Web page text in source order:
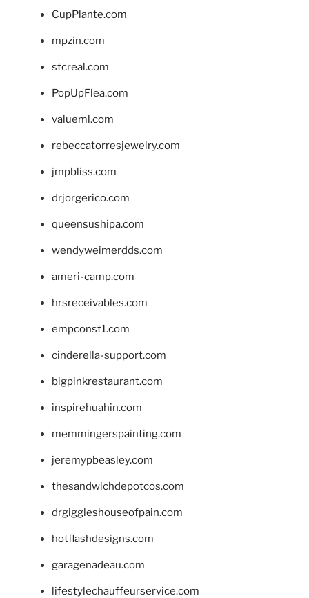
CupPlante.com
mpzin.com
stcreal.com
PopUpFlea.com
valueml.com
rebeccatorresjewelry.com
jmpbliss.com
drjorgerico.com
queensushipa.com
wendyweimerdds.com
ameri-camp.com
hrsreceivables.com
empconst1.com
cinderella-support.com
bigpinkrestaurant.com
inspirehuahin.com
memmingerspainting.com
jeremypbeasley.com
thesandwichdepotcos.com
drgiggleshouseofpain.com
hotflashdesigns.com
garagenadeau.com
lifestylechauffeurservice.com